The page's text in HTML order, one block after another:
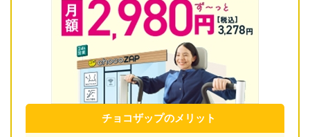
チョコザップのメリット